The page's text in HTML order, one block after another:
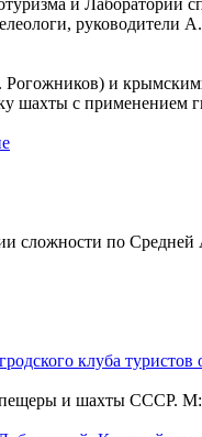
и
и
шахты с применением
сложности по
клуба
и шахты СССР. М: